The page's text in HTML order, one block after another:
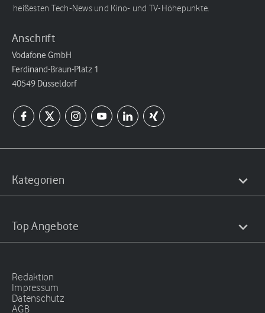
heißesten Tech-News und Kino- und TV-Höhepunkte.
Anschrift
Vodafone GmbH
Ferdinand-Braun-Platz 1
40549 Düsseldorf
Kategorien
Top Angebote
Redaktion
Impressum
Datenschutz
AGB